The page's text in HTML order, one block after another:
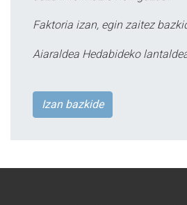
Faktoria izan, egin zaitez
Aiaraldea Hedabideko
Izan bazkide